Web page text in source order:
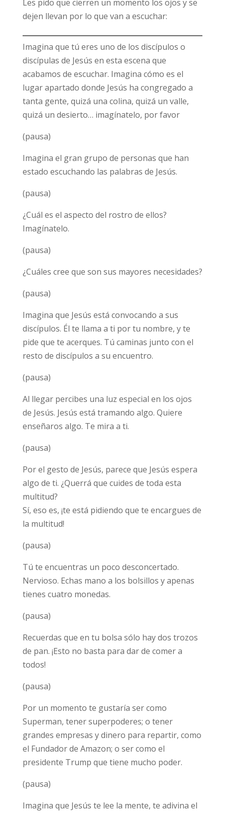
Les pido que cierren un momento los ojos y se
dejen llevan por lo que van a escuchar:
Imagina que tú eres uno de los discípulos o
discípulas de Jesús en esta escena que
acabamos de escuchar. Imagina cómo es el
lugar apartado donde Jesús ha congregado a
tanta gente, quizá una colina, quizá un valle,
quizá un desierto… imagínatelo, por favor
(pausa)
Imagina el gran grupo de personas que han
estado escuchando las palabras de Jesús.
(pausa)
¿Cuál es el aspecto del rostro de ellos?
Imagínatelo.
(pausa)
¿Cuáles cree que son sus mayores necesidades?
(pausa)
Imagina que Jesús está convocando a sus
discípulos. Él te llama a ti por tu nombre, y te
pide que te acerques. Tú caminas junto con el
resto de discípulos a su encuentro.
(pausa)
Al llegar percibes una luz especial en los ojos
de Jesús. Jesús está tramando algo. Quiere
enseñaros algo. Te mira a ti.
(pausa)
Por el gesto de Jesús, parece que Jesús espera
algo de ti. ¿Querrá que cuides de toda esta
multitud?
Sí, eso es, ¡te está pidiendo que te encargues de
la multitud!
(pausa)
Tú te encuentras un poco desconcertado.
Nervioso. Echas mano a los bolsillos y apenas
tienes cuatro monedas.
(pausa)
Recuerdas que en tu bolsa sólo hay dos trozos
de pan. ¡Esto no basta para dar de comer a
todos!
(pausa)
Por un momento te gustaría ser como
Superman, tener superpoderes; o tener
grandes empresas y dinero para repartir, como
el Fundador de Amazon; o ser como el
presidente Trump que tiene mucho poder.
(pausa)
Imagina que Jesús te lee la mente, te adivina el